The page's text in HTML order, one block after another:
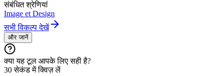
संबंधित श्रेणियां
Image et Design
सभी विकल्प देखें
और जानें
क्या यह टूल आपके लिए सही है?
30 सेकंड में क्विज़ लें